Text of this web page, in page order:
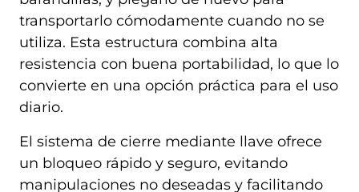
transportarlo cómodamente cuando no se
utiliza. Esta estructura combina alta
resistencia con buena portabilidad, lo que lo
convierte en una opción práctica para el uso
diario.
El sistema de cierre mediante llave ofrece
un bloqueo rápido y seguro, evitando
manipulaciones no deseadas y facilitando